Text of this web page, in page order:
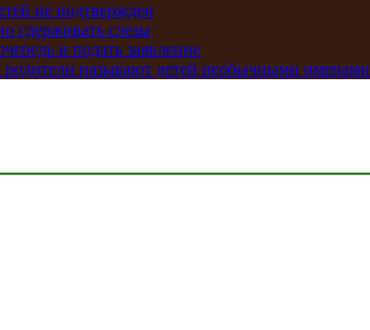
не подтвержден
сдерживать слезы
и подать заявление
называют детей необычными именами